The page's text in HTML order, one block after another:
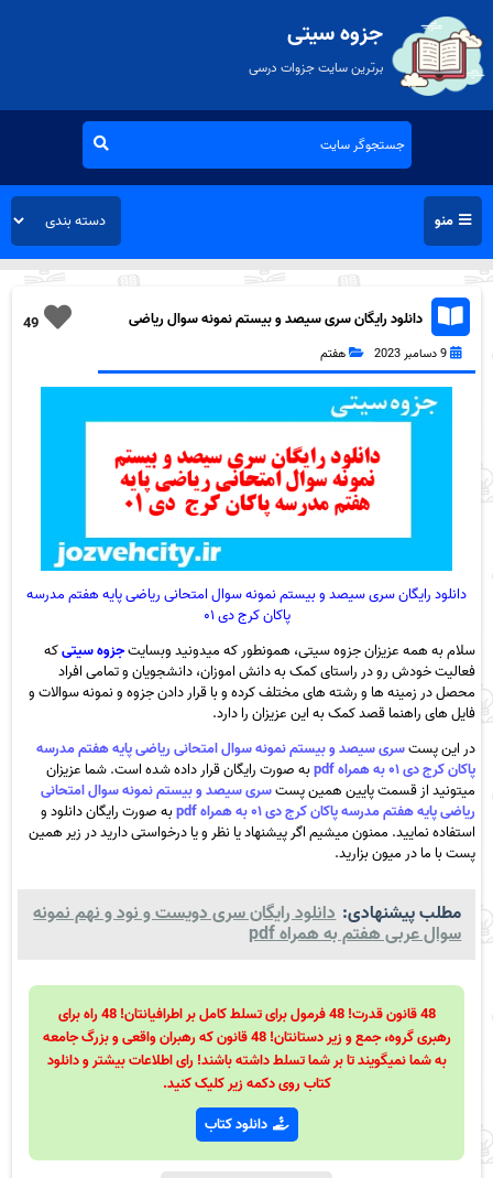
جزوه سیتی
برترین سایت جزوات درسی
منو
49
دانلود رایگان سری سیصد و بیستم نمونه سوال ریاضی
هفتم به همراه pdf
9 دسامبر 2023 هفتم
دانلود رایگان سری سیصد و بیستم نمونه سوال امتحانی ریاضی پایه هفتم مدرسه
پاکان کرج دی ۰۱
سلام به همه عزیزان جزوه سیتی، همونطور که میدونید وبسایتجزوه سیتیکه
فعالیت خودش رو در راستای کمک به دانش اموزان، دانشجویان و تمامی افراد
محصل در زمینه ها و رشته های مختلف کرده و با قرار دادن جزوه و نمونه سوالات و
فایل های راهنما قصد کمک به این عزیزان را دارد.
در این پستسری سیصد و بیستم نمونه سوال امتحانی ریاضی پایه هفتم مدرسه
پاکان کرج دی ۰۱ به همراه pdf
به صورت رایگان قرار داده شده است. شما عزیزان
میتونید از قسمت پایین همین پستسری سیصد و بیستم نمونه سوال امتحانی
ریاضی پایه هفتم مدرسه پاکان کرج دی ۰۱ به همراه pdf
به صورت رایگان دانلود و
استفاده نمایید. ممنون میشیم اگر پیشنهاد یا نظر و یا درخواستی دارید در زیر همین
پست با ما در میون بزارید.
مطلب پیشنهادی: دانلود رایگان سری دویست و نود و نهم نمونه
سوال عربی هفتم به همراه pdf
48 قانون قدرت! 48 فرمول برای تسلط کامل بر اطرافیانتان! 48 راه برای
رهبری گروه، جمع و زیر دستانتان! 48 قانون که رهبران واقعی و بزرگ جامعه
به شما نمیگویند تا بر شما تسلط داشته باشند! رای اطلاعات بیشتر و دانلود
کتاب روی دکمه زیر کلیک کنید.
دانلود کتاب